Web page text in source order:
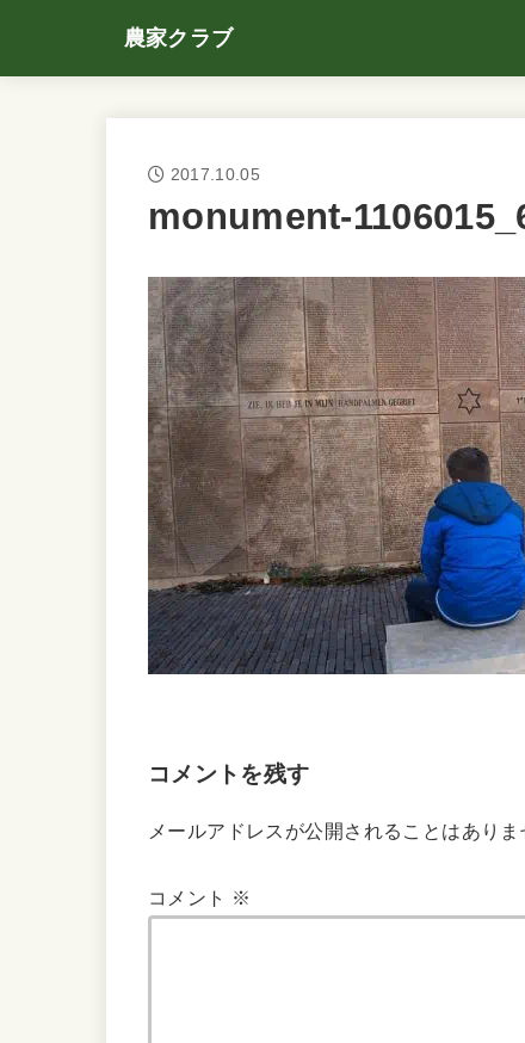
農家クラブ
2017.10.05
monument-
コメントを残す
メールアドレスが公開されることはありま
コメント ※